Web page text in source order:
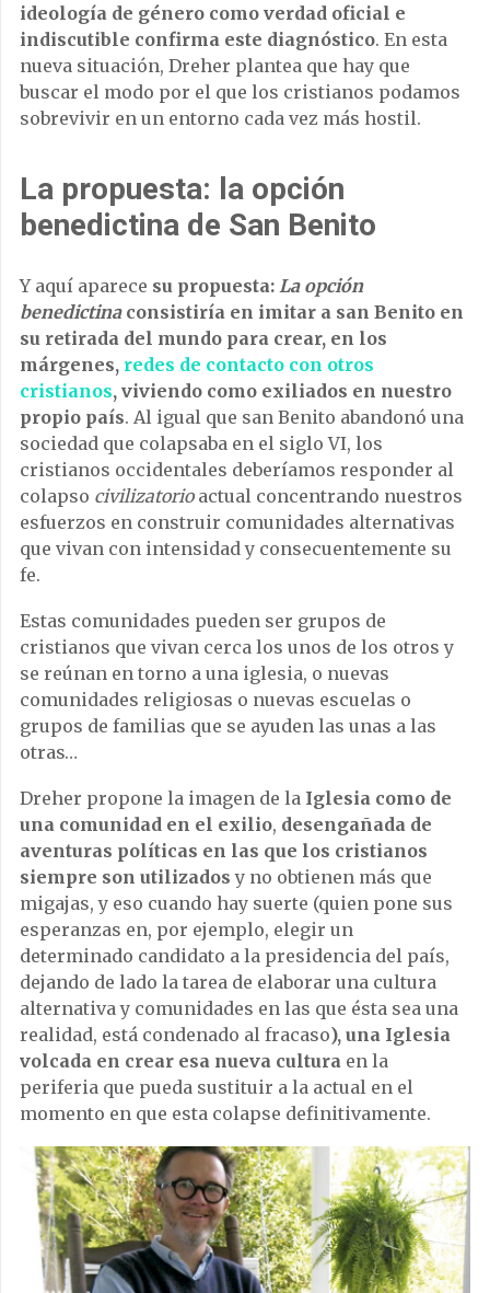
ideología de género como verdad oficial e
indiscutible confirma este diagnóstico. En esta
nueva situación, Dreher plantea que hay que
buscar el modo por el que los cristianos podamos
sobrevivir en un entorno cada vez más hostil.
La propuesta: la opción
benedictina de San Benito
Y aquí aparece su propuesta: La opción
benedictinaconsistiría en imitar a san Benito en
su retirada del mundo para crear, en los
márgenes, redes de contacto con otros
cristianos, viviendo como exiliados en nuestro
propio país. Al igual que san Benito abandonó una
sociedad que colapsaba en el siglo VI, los
cristianos occidentales deberíamos responder al
colapso civilizatorioactual concentrando nuestros
esfuerzos en construir comunidades alternativas
que vivan con intensidad y consecuentemente su
fe.
Estas comunidades pueden ser grupos de
cristianos que vivan cerca los unos de los otros y
se reúnan en torno a una iglesia, o nuevas
comunidades religiosas o nuevas escuelas o
grupos de familias que se ayuden las unas a las
otras…
Dreher propone la imagen de la Iglesia como de
una comunidad en el exilio, desengañada de
aventuras políticas en las que los cristianos
siempre son utilizados y no obtienen más que
migajas, y eso cuando hay suerte (quien pone sus
esperanzas en, por ejemplo, elegir un
determinado candidato a la presidencia del país,
dejando de lado la tarea de elaborar una cultura
alternativa y comunidades en las que ésta sea una
realidad, está condenado al fracaso), una Iglesia
volcada en crear esa nueva cultura en la
periferia que pueda sustituir a la actual en el
momento en que esta colapse definitivamente.